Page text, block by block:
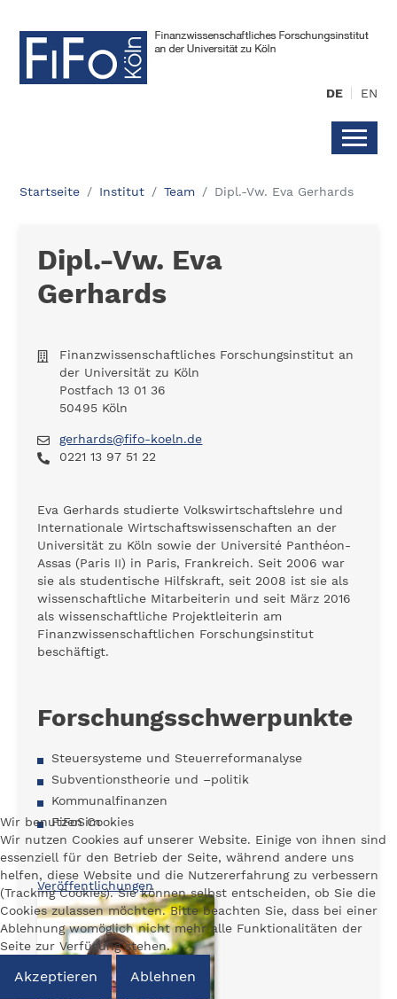
DE EN
Startseite Institut Team Dipl.-Vw. Eva Gerhards
Dipl.-Vw. Eva
Gerhards
Finanzwissenschaftliches Forschungsinstitut an
der Universität zu Köln
Postfach 13 01 36
50495 Köln
gerhards@fifo-koeln.de
0221 13 97 51 22
Eva Gerhards studierte Volkswirtschaftslehre und
Internationale Wirtschaftswissenschaften an der
Universität zu Köln sowie der Université Panthéon-
Assas (Paris II) in Paris, Frankreich. Seit 2006 war
sie als studentische Hilfskraft, seit 2008 ist sie als
wissenschaftliche Mitarbeiterin und seit März 2016
als wissenschaftliche Projektleiterin am
Finanzwissenschaftlichen Forschungsinstitut
beschäftigt.
Forschungsschwerpunkte
Steuersysteme und Steuerreformanalyse
Subventionstheorie und –politik
Kommunalfinanzen
FiFoSim
Veröffentlichungen
Wir benutzen Cookies
Wir nutzen Cookies auf unserer Website. Einige von ihnen sind
essenziell für den Betrieb der Seite, während andere uns
helfen, diese Website und die Nutzererfahrung zu verbessern
(Tracking Cookies). Sie können selbst entscheiden, ob Sie die
Cookies zulassen möchten. Bitte beachten Sie, dass bei einer
Ablehnung womöglich nicht mehr alle Funktionalitäten der
Seite zur Verfügung stehen.
Akzeptieren Ablehnen